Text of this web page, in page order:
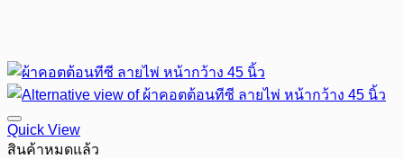
Quick View
สินค้าหมดแล้ว